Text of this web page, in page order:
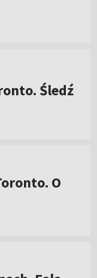
Śledź
O